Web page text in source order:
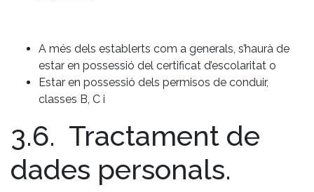
A més dels establerts com a generals, s’haurà de
estar en possessió del certificat d’escolaritat o
Estar en possessió dels permisos de conduir,
classes B, C i
3.6. Tractament de
dades personals.